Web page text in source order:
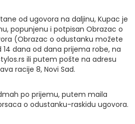
od ugovora na daljinu, Kupac je
popunjenu i potpisan Obrazac o
(Obrazac o odustanku možete
dana od dana prijema robe, na
ili putem pošte na adresu
racije 8, Novi Sad.
po prijemu, putem maila
o odustanku-raskidu ugovora.